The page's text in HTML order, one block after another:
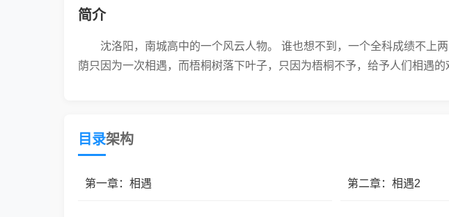
简介
沈洛阳，南城高中的一个风云人物。 谁也想不到，一个全科成绩不上
荫只因为一次相遇，而梧桐树落下叶子，只因为梧桐不予，给予人们相遇的
目录架构
第一章：相遇 第二章：相遇2